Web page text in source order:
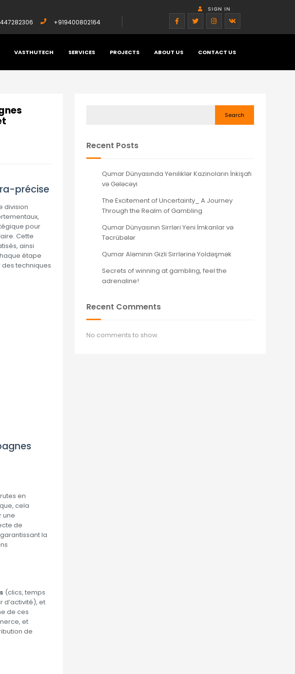
+919400802164
SIGN IN
VASTHUTECH SERVICES PROJECTS ABOUT US CONTACT US
: APPROCHE TECHNIQUE, MÉTHODOLOGIQUE ET OPÉRATIONNELLE
précise
division
pour
Cette
ainsi
étape
techniques
en
cela
une
de
la
(clics, temps
d’activité), et
de ces
et
de
Search
Recent Posts
Qumar Dünyasında Yeniliklər Kazinoların İnkişafı
və Gələcəyi
The Excitement of Uncertainty_ A Journey
Through the Realm of Gambling
Qumar Dünyasının Sirrləri Yeni İmkanlar və
Təcrübələr
Qumar Aləminin Gizli Sirrlərinə Yoldəşmək
Secrets of winning at gambling, feel the
adrenaline!
Recent Comments
No comments to show.